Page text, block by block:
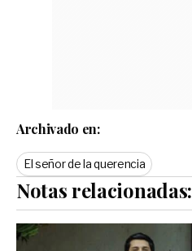
Archivado en:
El señor de la querencia
Notas relacionadas: